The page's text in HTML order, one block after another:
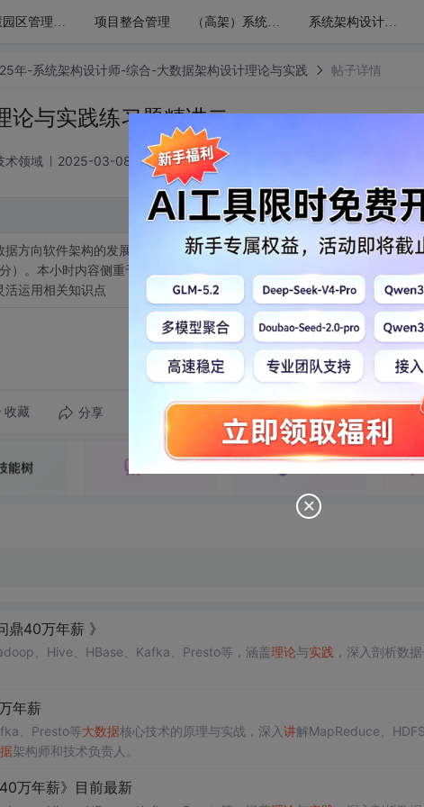
智慧园区管理解决方案设计 项目整合管理 （高架）系统架构设计师历年综合知识考点精讲 系统架构设计师考试计算题专题精讲
年-系统架构设计师-综合-大数据架构设计理论与实践 帖子详情
论与实践练习题精讲二
术领域 2025-03-08 15:59:14
据方向软件架构的发展和工作中的实践。根据考试大纲，本小时知 识点会
）。本小时内容侧重于理解性记忆，按照以往的出题规律，部分基础知识
活运用相关知识点
收藏 分享 转发到动态 举报
鼎40万年薪 》
、Hive、HBase、Kafka、Presto等，涵盖理论与实践 ，深入剖析数
年薪
、Presto等大数据核心技术的原理与实战，深入讲解MapReduce、
架构师和技术负责人。
万年薪》目前最新